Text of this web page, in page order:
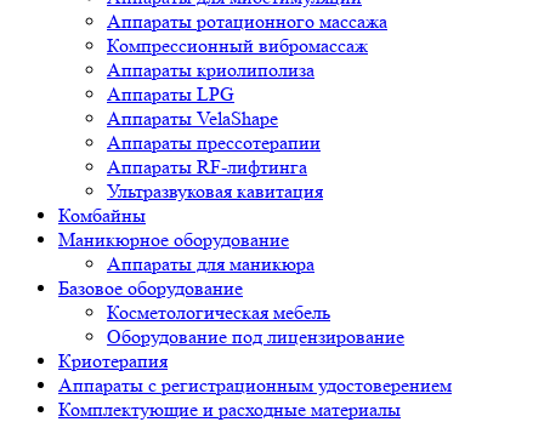
Аппараты ротационного массажа
Компрессионный вибромассаж
Аппараты криолиполиза
Аппараты LPG
Аппараты VelaShape
Аппараты прессотерапии
Аппараты RF-лифтинга
Ультразвуковая кавитация
Комбайны
Маникюрное оборудование
Аппараты для маникюра
Базовое оборудование
Косметологическая мебель
Оборудование под лицензирование
Криотерапия
Аппараты c регистрационным удостоверением
Комплектующие и расходные материалы